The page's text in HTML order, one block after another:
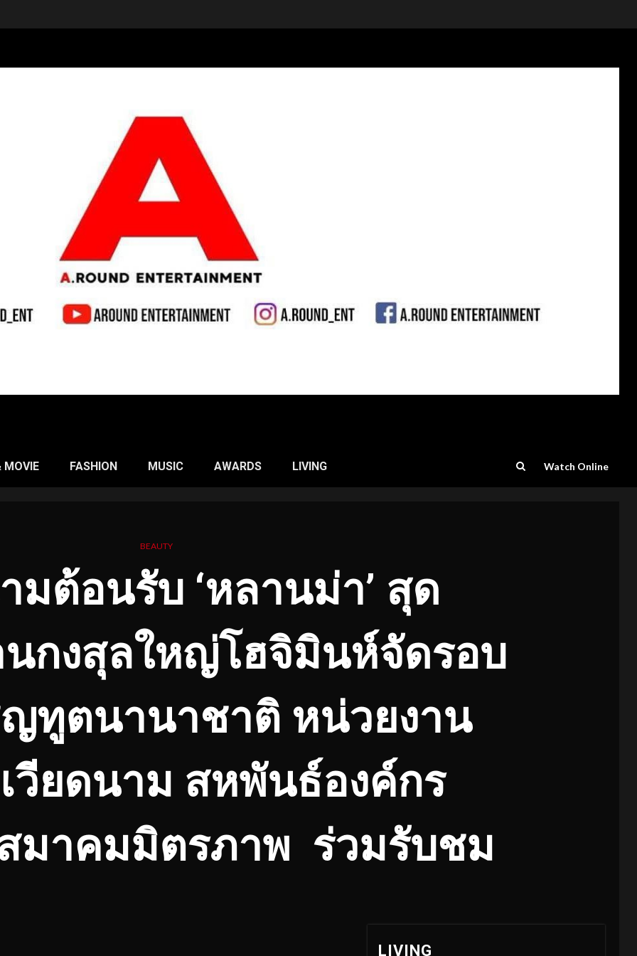
MOVIE FASHION MUSIC AWARDS LIVING Watch Online
BEAUTY
มต้อนรับ ‘หลานม่า’ สุด
กงสุลใหญ่โฮจิมินห์จัดรอบ
ญทูตนานาชาติ หน่วยงาน
วียดนาม สหพันธ์องค์กร
มาคมมิตรภาพ ร่วมรับชม
LIVING